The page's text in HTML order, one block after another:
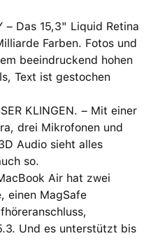
– Das 15,3" Liquid Retina
Farben. Fotos und
beein­druckend hohen
Text ist gestochen
KLINGEN. – Mit einer
drei Mikrofonen und
Audio sieht alles
so.
Air hat zwei
einen MagSafe
Und es unterstützt bis